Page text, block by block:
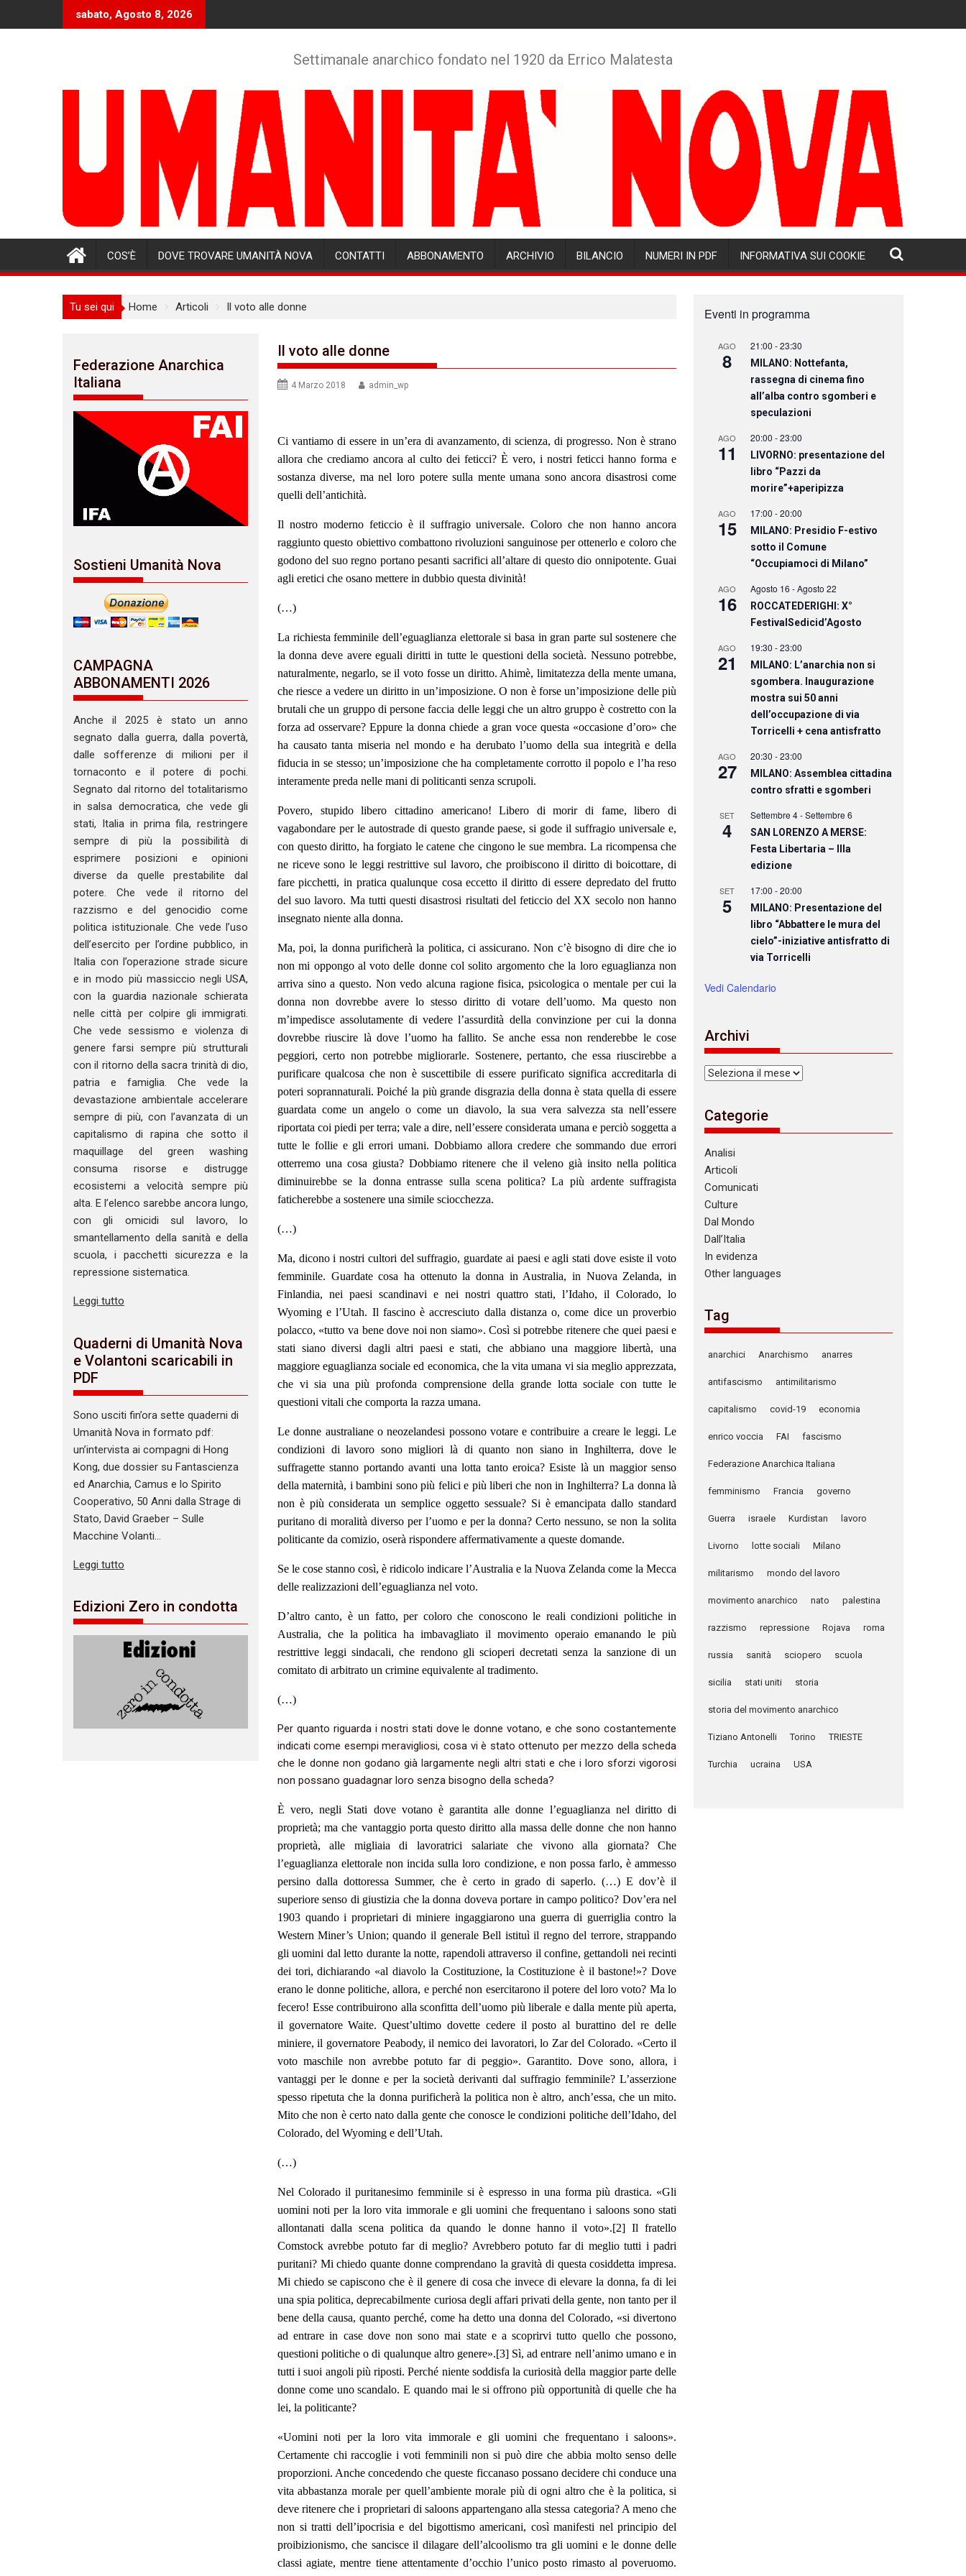
sabato, Agosto 8, 2026
Settimanale anarchico fondato nel 1920 da Errico Malatesta
COS’È DOVE TROVARE UMANITÀ NOVA CONTATTI ABBONAMENTO ARCHIVIO BILANCIO NUMERI IN PDF INFORMATIVA SUI COOKIE
Tu sei qui Home Articoli Il voto alle donne
Il voto alle donne
4 Marzo 2018 admin_wp
Ci vantiamo di essere in un’era di avanzamento, di scienza, di progresso. Non è strano
allora che crediamo ancora al culto dei feticci? È vero, i nostri feticci hanno forma e
sostanza diverse, ma nel loro potere sulla mente umana sono ancora disastrosi come
quelli dell’antichità.
Il nostro moderno feticcio è il suffragio universale. Coloro che non hanno ancora
raggiunto questo obiettivo combattono rivoluzioni sanguinose per ottenerlo e coloro che
godono del suo regno portano pesanti sacrifici all’altare di questo dio onnipotente. Guai
agli eretici che osano mettere in dubbio questa divinità!
(…)
La richiesta femminile dell’eguaglianza elettorale si basa in gran parte sul sostenere che
la donna deve avere eguali diritti in tutte le questioni della società. Nessuno potrebbe,
naturalmente, negarlo, se il voto fosse un diritto. Ahimè, limitatezza della mente umana,
che riesce a vedere un diritto in un’imposizione. O non è forse un’imposizione delle più
brutali che un gruppo di persone faccia delle leggi che un altro gruppo è costretto con la
forza ad osservare? Eppure la donna chiede a gran voce questa «occasione d’oro» che
ha causato tanta miseria nel mondo e ha derubato l’uomo della sua integrità e della
fiducia in se stesso; un’imposizione che ha completamente corrotto il popolo e l’ha reso
interamente preda nelle mani di politicanti senza scrupoli.
Povero, stupido libero cittadino americano! Libero di morir di fame, libero di
vagabondare per le autostrade di questo grande paese, si gode il suffragio universale e,
con questo diritto, ha forgiato le catene che cingono le sue membra. La ricompensa che
ne riceve sono le leggi restrittive sul lavoro, che proibiscono il diritto di boicottare, di
fare picchetti, in pratica qualunque cosa eccetto il diritto di essere depredato del frutto
del suo lavoro. Ma tutti questi disastrosi risultati del feticcio del XX secolo non hanno
insegnato niente alla donna.
Ma, poi, la donna purificherà la politica, ci assicurano. Non c’è bisogno di dire che io
non mi oppongo al voto delle donne col solito argomento che la loro eguaglianza non
arriva sino a questo. Non vedo alcuna ragione fisica, psicologica o mentale per cui la
donna non dovrebbe avere lo stesso diritto di votare dell’uomo. Ma questo non
m’impedisce assolutamente di vedere l’assurdità della convinzione per cui la donna
dovrebbe riuscire là dove l’uomo ha fallito. Se anche essa non renderebbe le cose
peggiori, certo non potrebbe migliorarle. Sostenere, pertanto, che essa riuscirebbe a
purificare qualcosa che non è suscettibile di essere purificato significa accreditarla di
poteri soprannaturali. Poiché la più grande disgrazia della donna è stata quella di essere
guardata come un angelo o come un diavolo, la sua vera salvezza sta nell’essere
riportata coi piedi per terra; vale a dire, nell’essere considerata umana e perciò soggetta a
tutte le follie e gli errori umani. Dobbiamo allora credere che sommando due errori
otterremo una cosa giusta? Dobbiamo ritenere che il veleno già insito nella politica
diminuirebbe se la donna entrasse sulla scena politica? La più ardente suffragista
faticherebbe a sostenere una simile sciocchezza.
(…)
Ma, dicono i nostri cultori del suffragio, guardate ai paesi e agli stati dove esiste il voto
femminile. Guardate cosa ha ottenuto la donna in Australia, in Nuova Zelanda, in
Finlandia, nei paesi scandinavi e nei nostri quattro stati, l’Idaho, il Colorado, lo
Wyoming e l’Utah. Il fascino è accresciuto dalla distanza o, come dice un proverbio
polacco, «tutto va bene dove noi non siamo». Così si potrebbe ritenere che quei paesi e
stati siano diversi dagli altri paesi e stati, che abbiano una maggiore libertà, una
maggiore eguaglianza sociale ed economica, che la vita umana vi sia meglio apprezzata,
che vi sia una più profonda comprensione della grande lotta sociale con tutte le
questioni vitali che comporta la razza umana.
Le donne australiane o neozelandesi possono votare e contribuire a creare le leggi. Le
condizioni di lavoro sono migliori là di quanto non siano in Inghilterra, dove le
suffragette stanno portando avanti una lotta tanto eroica? Esiste là un maggior senso
della maternità, i bambini sono più felici e più liberi che non in Inghilterra? La donna là
non è più considerata un semplice oggetto sessuale? Si è emancipata dallo standard
puritano di moralità diverso per l’uomo e per la donna? Certo nessuno, se non la solita
politicante da comizio, oserà rispondere affermativamente a queste domande.
Se le cose stanno così, è ridicolo indicare l’Australia e la Nuova Zelanda come la Mecca
delle realizzazioni dell’eguaglianza nel voto.
D’altro canto, è un fatto, per coloro che conoscono le reali condizioni politiche in
Australia, che la politica ha imbavagliato il movimento operaio emanando le più
restrittive leggi sindacali, che rendono gli scioperi decretati senza la sanzione di un
comitato di arbitrato un crimine equivalente al tradimento.
(…)
Per quanto riguarda i nostri stati dove le donne votano, e che sono costantemente
indicati come esempi meravigliosi, cosa vi è stato ottenuto per mezzo della scheda
che le donne non godano già largamente negli altri stati e che i loro sforzi vigorosi
non possano guadagnar loro senza bisogno della scheda?
È vero, negli Stati dove votano è garantita alle donne l’eguaglianza nel diritto di
proprietà; ma che vantaggio porta questo diritto alla massa delle donne che non hanno
proprietà, alle migliaia di lavoratrici salariate che vivono alla giornata? Che
l’eguaglianza elettorale non incida sulla loro condizione, e non possa farlo, è ammesso
persino dalla dottoressa Summer, che è certo in grado di saperlo. (…) E dov’è il
superiore senso di giustizia che la donna doveva portare in campo politico? Dov’era nel
1903 quando i proprietari di miniere ingaggiarono una guerra di guerriglia contro la
Western Miner’s Union; quando il generale Bell istituì il regno del terrore, strappando
gli uomini dal letto durante la notte, rapendoli attraverso il confine, gettandoli nei recinti
dei tori, dichiarando «al diavolo la Costituzione, la Costituzione è il bastone!»? Dove
erano le donne politiche, allora, e perché non esercitarono il potere del loro voto? Ma lo
fecero! Esse contribuirono alla sconfitta dell’uomo più liberale e dalla mente più aperta,
il governatore Waite. Quest’ultimo dovette cedere il posto al burattino del re delle
miniere, il governatore Peabody, il nemico dei lavoratori, lo Zar del Colorado. «Certo il
voto maschile non avrebbe potuto far di peggio». Garantito. Dove sono, allora, i
vantaggi per le donne e per la società derivanti dal suffragio femminile? L’asserzione
spesso ripetuta che la donna purificherà la politica non è altro, anch’essa, che un mito.
Mito che non è certo nato dalla gente che conosce le condizioni politiche dell’Idaho, del
Colorado, del Wyoming e dell’Utah.
(…)
Nel Colorado il puritanesimo femminile si è espresso in una forma più drastica. «Gli
uomini noti per la loro vita immorale e gli uomini che frequentano i saloons sono stati
allontanati dalla scena politica da quando le donne hanno il voto».[2] Il fratello
Comstock avrebbe potuto far di meglio? Avrebbero potuto far di meglio tutti i padri
puritani? Mi chiedo quante donne comprendano la gravità di questa cosiddetta impresa.
Mi chiedo se capiscono che è il genere di cosa che invece di elevare la donna, fa di lei
una spia politica, deprecabilmente curiosa degli affari privati della gente, non tanto per il
bene della causa, quanto perché, come ha detto una donna del Colorado, «si divertono
ad entrare in case dove non sono mai state e a scoprirvi tutto quello che possono,
questioni politiche o di qualunque altro genere».[3] Sì, ad entrare nell’animo umano e in
tutti i suoi angoli più riposti. Perché niente soddisfa la curiosità della maggior parte delle
donne come uno scandalo. E quando mai le si offrono più opportunità di quelle che ha
lei, la politicante?
«Uomini noti per la loro vita immorale e gli uomini che frequentano i saloons».
Certamente chi raccoglie i voti femminili non si può dire che abbia molto senso delle
proporzioni. Anche concedendo che queste ficcanaso possano decidere chi conduce una
vita abbastanza morale per quell’ambiente morale più di ogni altro che è la politica, si
deve ritenere che i proprietari di saloons appartengano alla stessa categoria? A meno che
non si tratti dell’ipocrisia e del bigottismo americani, così manifesti nel principio del
proibizionismo, che sancisce il dilagare dell’alcoolismo tra gli uomini e le donne delle
classi agiate, mentre tiene attentamente d’occhio l’unico posto rimasto al poveruomo.
Federazione Anarchica
Italiana
Sostieni Umanità Nova
CAMPAGNA
ABBONAMENTI 2026
Anche il 2025 è stato un anno
segnato dalla guerra, dalla povertà,
dalle sofferenze di milioni per il
tornaconto e il potere di pochi.
Segnato dal ritorno del totalitarismo
in salsa democratica, che vede gli
stati, Italia in prima fila, restringere
sempre di più la possibilità di
esprimere posizioni e opinioni
diverse da quelle prestabilite dal
potere. Che vede il ritorno del
razzismo e del genocidio come
politica istituzionale. Che vede l’uso
dell’esercito per l’ordine pubblico, in
Italia con l’operazione strade sicure
e in modo più massiccio negli USA,
con la guardia nazionale schierata
nelle città per colpire gli immigrati.
Che vede sessismo e violenza di
genere farsi sempre più strutturali
con il ritorno della sacra trinità di dio,
patria e famiglia. Che vede la
devastazione ambientale accelerare
sempre di più, con l’avanzata di un
capitalismo di rapina che sotto il
maquillage del green washing
consuma risorse e distrugge
ecosistemi a velocità sempre più
alta. E l’elenco sarebbe ancora lungo,
con gli omicidi sul lavoro, lo
smantellamento della sanità e della
scuola, i pacchetti sicurezza e la
repressione sistematica.
Leggi tutto
Quaderni di Umanità Nova
e Volantoni scaricabili in
PDF
Sono usciti fin’ora sette quaderni di
Umanità Nova in formato pdf:
un’intervista ai compagni di Hong
Kong, due dossier su Fantascienza
ed Anarchia, Camus e lo Spirito
Cooperativo, 50 Anni dalla Strage di
Stato, David Graeber – Sulle
Macchine Volanti…
Leggi tutto
Edizioni Zero in condotta
Eventi in programma
AGO
8
21:00 -23:30
MILANO: Nottefanta,
rassegna di cinema fino
all’alba contro sgomberi e
speculazioni
AGO
11
20:00 -23:00
LIVORNO: presentazione del
libro “Pazzi da
morire”+aperipizza
AGO
15
17:00 -20:00
MILANO: Presidio F-estivo
sotto il Comune
“Occupiamoci di Milano”
AGO
16
Agosto 16 -Agosto 22
ROCCATEDERIGHI: X°
FestivalSedicid’Agosto
AGO
21
19:30 -23:00
MILANO: L’anarchia non si
sgombera. Inaugurazione
mostra sui 50 anni
dell’occupazione di via
Torricelli + cena antisfratto
AGO
27
20:30 -23:00
MILANO: Assemblea cittadina
contro sfratti e sgomberi
SET
4
Settembre 4-Settembre 6
SAN LORENZO A MERSE:
Festa Libertaria – IIIa
edizione
SET
5
17:00 -20:00
MILANO: Presentazione del
libro “Abbattere le mura del
cielo”-iniziative antisfratto di
via Torricelli
Vedi Calendario
Archivi
Archivi
Categorie
Analisi
Articoli
Comunicati
Culture
Dal Mondo
Dall’Italia
In evidenza
Other languages
Tag
anarchici Anarchismo anarres
antifascismo antimilitarismo
capitalismo covid-19 economia
enrico voccia FAI fascismo
Federazione Anarchica Italiana
femminismo Francia governo
Guerra israele Kurdistan lavoro
Livorno lotte sociali Milano
militarismo mondo del lavoro
movimento anarchico nato palestina
razzismo repressione Rojava roma
russia sanità sciopero scuola
sicilia stati uniti storia
storia del movimento anarchico
Tiziano Antonelli Torino TRIESTE
Turchia ucraina USA